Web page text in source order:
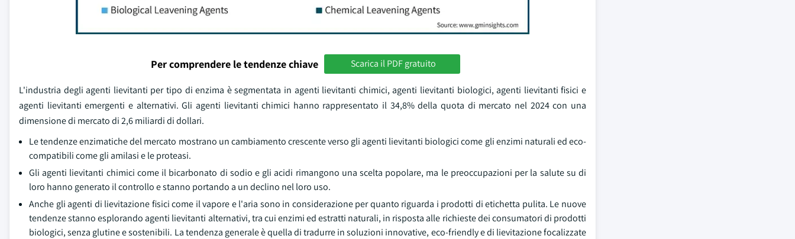
Per comprendere le tendenze chiave Scarica il PDF gratuito
L'industria degli agenti lievitanti per tipo di enzima è segmentata in agenti lievitanti chimici, agenti lievitanti biologici, agenti lievitanti fisici e
agenti lievitanti emergenti e alternativi. Gli agenti lievitanti chimici hanno rappresentato il 34,8% della quota di mercato nel 2024 con una
dimensione di mercato di 2,6 miliardi di dollari.
Le tendenze enzimatiche del mercato mostrano un cambiamento crescente verso gli agenti lievitanti biologici come gli enzimi naturali ed eco-
compatibili come gli amilasi e le proteasi.
Gli agenti lievitanti chimici come il bicarbonato di sodio e gli acidi rimangono una scelta popolare, ma le preoccupazioni per la salute su di
loro hanno generato il controllo e stanno portando a un declino nel loro uso.
Anche gli agenti di lievitazione fisici come il vapore e l'aria sono in considerazione per quanto riguarda i prodotti di etichetta pulita. Le nuove
tendenze stanno esplorando agenti lievitanti alternativi, tra cui enzimi ed estratti naturali, in risposta alle richieste dei consumatori di prodotti
biologici, senza glutine e sostenibili. La tendenza generale è quella di tradurre in soluzioni innovative, eco-friendly e di lievitazione focalizzate